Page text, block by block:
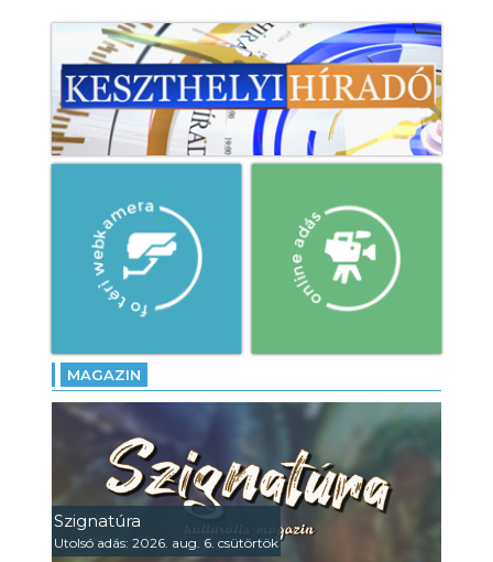
MAGAZIN
Szignatúra
Utolsó adás: 2026. aug. 6. csütörtök